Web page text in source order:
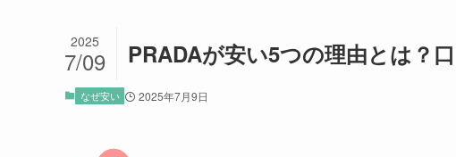
PRADAが安い5つの理由とは？
2025
7/09
なぜ安い 2025年7月9日